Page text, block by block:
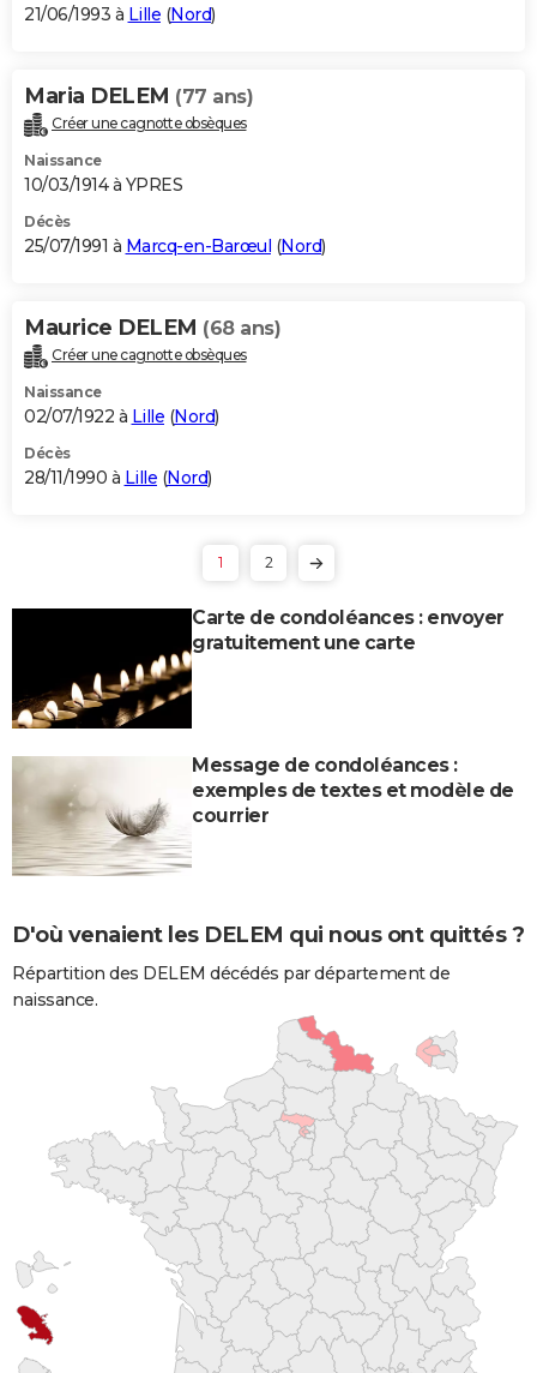
21/06/1993 à Lille (Nord)
Maria DELEM (77 ans)
Créer une cagnotte obsèques
Naissance
10/03/1914 à YPRES
Décès
25/07/1991 à Marcq-en-Barœul (Nord)
Maurice DELEM (68 ans)
Créer une cagnotte obsèques
Naissance
02/07/1922 à Lille (Nord)
Décès
28/11/1990 à Lille (Nord)
1 2
Carte de condoléances : envoyer
gratuitement une carte
Message de condoléances :
exemples de textes et modèle de
courrier
D'où venaient les DELEM qui nous ont quittés ?
Répartition des DELEM décédés par département de
naissance.